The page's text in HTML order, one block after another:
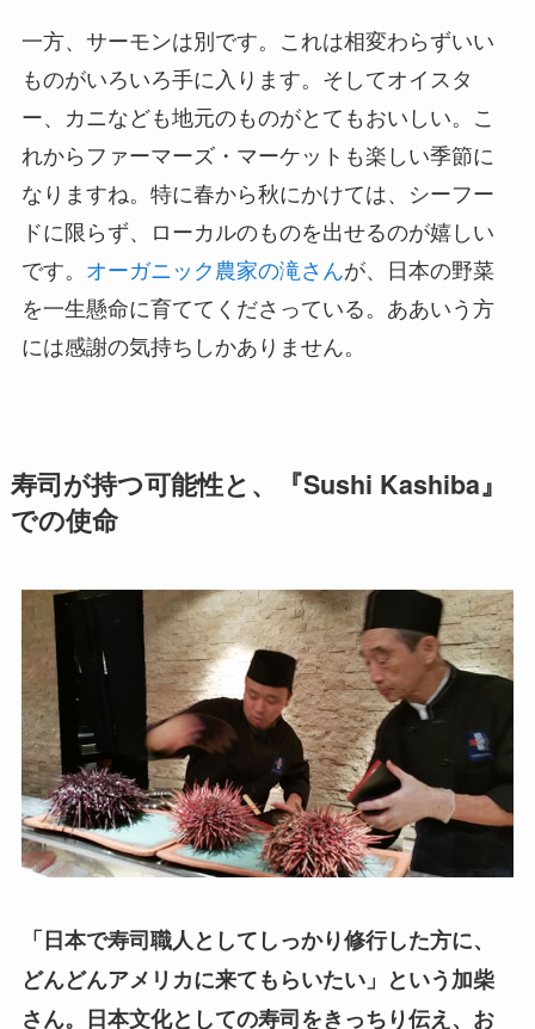
一方、サーモンは別です。これは相変わらずいい
ものがいろいろ手に入ります。そしてオイスタ
ー、カニなども地元のものがとてもおいしい。こ
れからファーマーズ・マーケットも楽しい季節に
なりますね。特に春から秋にかけては、シーフー
ドに限らず、ローカルのものを出せるのが嬉しい
です。 オーガニック農家の滝さんが、日本の野菜
を一生懸命に育ててくださっている。ああいう方
には感謝の気持ちしかありません。
寿司が持つ可能性と、『Sushi Kashiba』
での使命
「日本で寿司職人としてしっかり修行した方に、
どんどんアメリカに来てもらいたい」という加柴
さん。日本文化としての寿司をきっちり伝え、お